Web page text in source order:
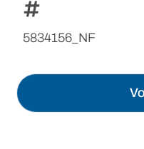
5834156_NF